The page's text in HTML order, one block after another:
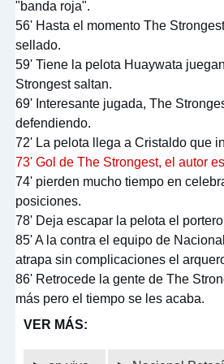
"banda roja".
56' Hasta el momento The
sellado.
59' Tiene la pelota Huaywata
Strongest saltan.
69' Interesante jugada, The
defendiendo.
72' La pelota llega a Cristaldo que
73' Gol de The Strongest, el autor
74' pierden mucho tiempo en
posiciones.
78' Deja escapar la pelota el
85' A la contra el equipo de
atrapa sin complicaciones el
86' Retrocede la gente de The
más pero el tiempo se les acaba.
VER MÁS: